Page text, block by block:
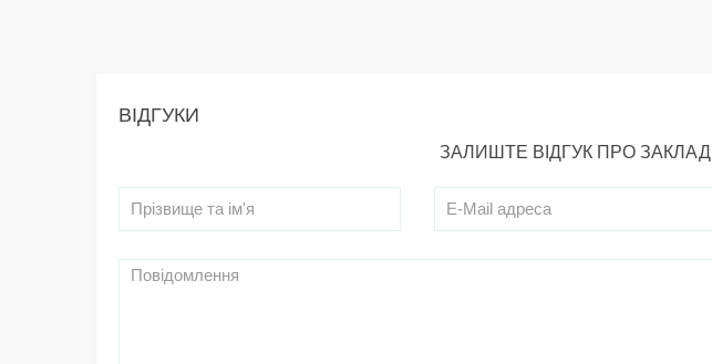
ВІДГУКИ
ЗАЛИШТЕ ВІДГУК ПРО ЗАКЛАД